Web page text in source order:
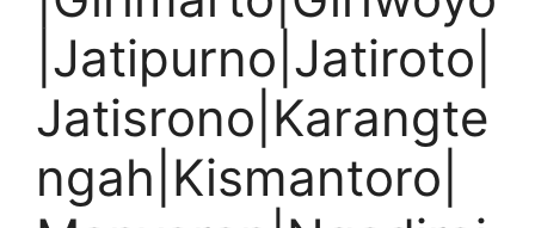
|Jatipurno|Jatiroto|
Jatisrono|Karangte
ngah|Kismantoro|